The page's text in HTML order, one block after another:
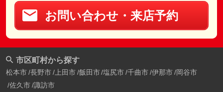
お問い合わせ・来店予約
市区町村から探す
松本市 長野市 上田市 飯田市 塩尻市 千曲市 伊那市 岡谷市
佐久市 諏訪市